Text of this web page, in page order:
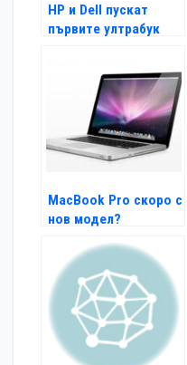
HP и Dell пускат
първите ултрабук
MacBook Pro скоро с
нов модел?